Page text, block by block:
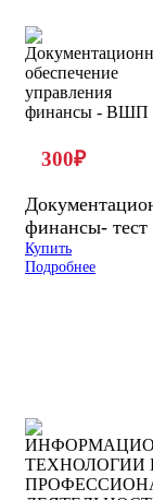
300₽
финансы-
Купить
Подробнее